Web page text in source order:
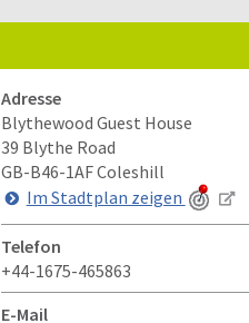
Adresse
Blythewood Guest House
39 Blythe Road
GB-B46-1AFColeshill
Im Stadtplan zeigen
Telefon
+44-1675-465863
E-Mail